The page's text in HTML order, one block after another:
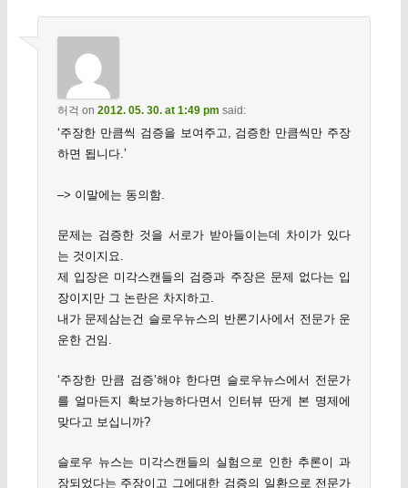
허걱 on 2012. 05. 30. at 1:49 pm said:
‘주장한 만큼씩 검증을 보여주고, 검증한 만큼씩만 주장
하면 됩니다.’
–> 이말에는 동의함.
문제는 검증한 것을 서로가 받아들이는데 차이가 있다
는 것이지요.
제 입장은 미각스캔들의 검증과 주장은 문제 없다는 입
장이지만 그 논란은 차지하고.
내가 문제삼는건 슬로우뉴스의 반론기사에서 전문가 운
운한 건임.
‘주장한 만큼 검증’해야 한다면 슬로우뉴스에서 전문가
를 얼마든지 확보가능하다면서 인터뷰 딴게 본 명제에
맞다고 보십니까?
슬로우 뉴스는 미각스캔들의 실험으로 인한 추론이 과
장되었다는 주장이고 그에대한 검증의 일환으로 전문가